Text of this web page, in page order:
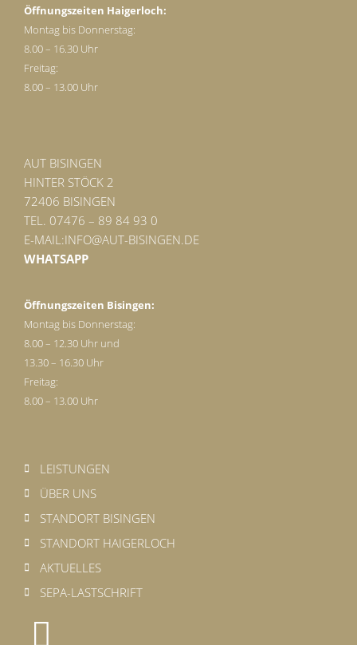
Öffnungszeiten Haigerloch:
Montag bis Donnerstag:
8.00 – 16.30 Uhr
Freitag:
8.00 – 13.00 Uhr
AUT BISINGEN
HINTER STÖCK 2
72406 BISINGEN
TEL. 07476 – 89 84 93 0
E-MAIL:INFO@AUT-BISINGEN.DE
WHATSAPP
Öffnungszeiten Bisingen:
Montag bis Donnerstag:
8.00 – 12.30 Uhr und
13.30 – 16.30 Uhr
Freitag:
8.00 – 13.00 Uhr
LEISTUNGEN
ÜBER UNS
STANDORT BISINGEN
STANDORT HAIGERLOCH
AKTUELLES
SEPA-LASTSCHRIFT